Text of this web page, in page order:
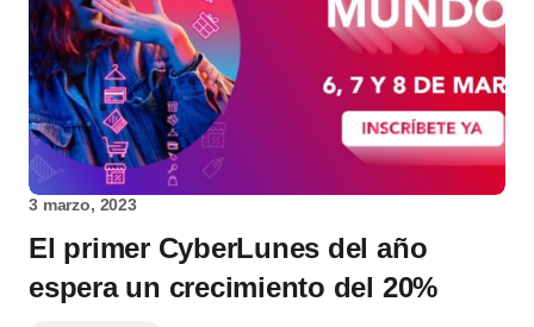
3 marzo, 2023
El primer CyberLunes del año
espera un crecimiento del 20%